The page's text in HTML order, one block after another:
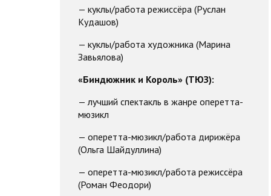
— куклы/работа режиссёра (Руслан
Кудашов)
— куклы/работа художника (Марина
Завьялова)
«Биндюжник и Король» (ТЮЗ):
— лучший спектакль в жанре оперетта-
мюзикл
— оперетта-мюзикл/работа дирижёра
(Ольга Шайдуллина)
— оперетта-мюзикл/работа режиссёра
(Роман Феодори)